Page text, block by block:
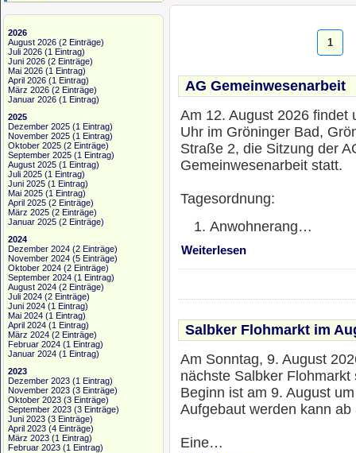
2026
August 2026 (2 Einträge)
Juli 2026 (1 Eintrag)
Juni 2026 (2 Einträge)
Mai 2026 (1 Eintrag)
April 2026 (1 Eintrag)
März 2026 (2 Einträge)
Januar 2026 (1 Eintrag)
2025
Dezember 2025 (1 Eintrag)
November 2025 (1 Eintrag)
Oktober 2025 (2 Einträge)
September 2025 (1 Eintrag)
August 2025 (1 Eintrag)
Juli 2025 (1 Eintrag)
Juni 2025 (1 Eintrag)
Mai 2025 (1 Eintrag)
April 2025 (2 Einträge)
März 2025 (2 Einträge)
Januar 2025 (2 Einträge)
2024
Dezember 2024 (2 Einträge)
November 2024 (5 Einträge)
Oktober 2024 (2 Einträge)
September 2024 (1 Eintrag)
August 2024 (2 Einträge)
Juli 2024 (2 Einträge)
Juni 2024 (1 Eintrag)
Mai 2024 (1 Eintrag)
April 2024 (1 Eintrag)
März 2024 (2 Einträge)
Februar 2024 (1 Eintrag)
Januar 2024 (1 Eintrag)
2023
Dezember 2023 (1 Eintrag)
November 2023 (3 Einträge)
Oktober 2023 (3 Einträge)
September 2023 (3 Einträge)
Juni 2023 (3 Einträge)
April 2023 (4 Einträge)
März 2023 (1 Eintrag)
Februar 2023 (1 Eintrag)
1
AG Gemeinwesenarbeit
Am 12. August 2026 findet
Uhr im Gröninger Bad,
Straße 2, die Sitzung der
Gemeinwesenarbeit statt.
Tagesordnung:
Anwohnerang…
Weiterlesen
Salbker Flohmarkt im
Am Sonntag, 9. August
nächste Salbker Flohmarkt
Beginn ist am 9. August
Aufgebaut werden kann ab
Eine…